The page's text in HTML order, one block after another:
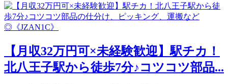
【月収32万円可×未経験歓迎】駅チカ！
北八王子駅から徒歩7分♪コツコツ部品...